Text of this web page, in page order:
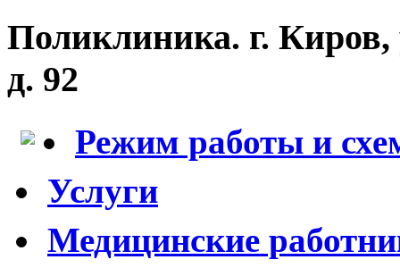
Поликлиника. г.
д. 92
Режим работы и
Услуги
Медицинские